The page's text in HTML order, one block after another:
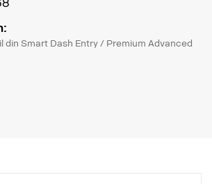
Smart Dash Entry / Premium Advanced